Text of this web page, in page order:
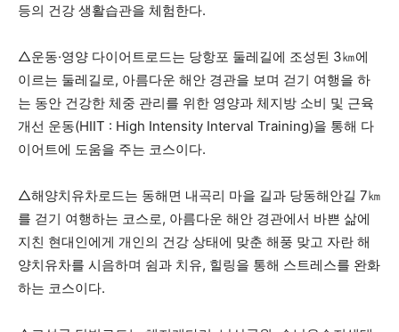
등의 건강 생활습관을 체험한다.
△운동·영양 다이어트로드는 당항포 둘레길에 조성된 3㎞에
이르는 둘레길로, 아름다운 해안 경관을 보며 걷기 여행을 하
는 동안 건강한 체중 관리를 위한 영양과 체지방 소비 및 근육
개선 운동(HIIT : High Intensity Interval Training)을 통해 다
이어트에 도움을 주는 코스이다.
△해양치유차로드는 동해면 내곡리 마을 길과 당동해안길 7㎞
를 걷기 여행하는 코스로, 아름다운 해안 경관에서 바쁜 삶에
지친 현대인에게 개인의 건강 상태에 맞춘 해풍 맞고 자란 해
양치유차를 시음하며 쉼과 치유, 힐링을 통해 스트레스를 완화
하는 코스이다.